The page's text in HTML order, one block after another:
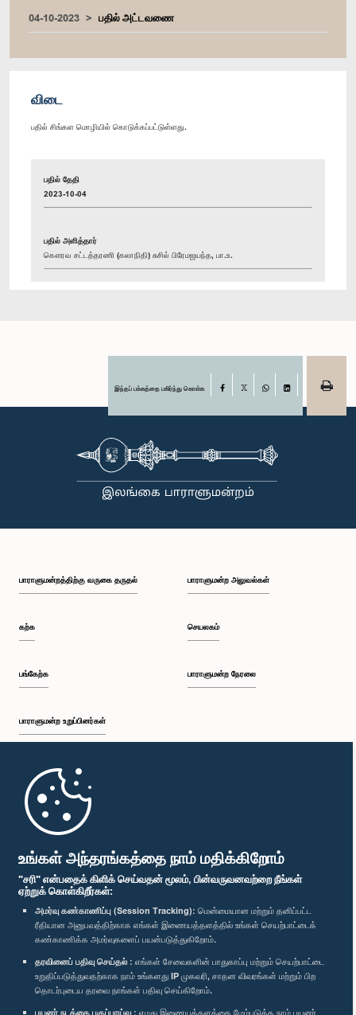
உங்கள் அந்தரங்கத்தை நாம் மதிக்கிறோம்
"சரி" என்பதைக் கிளிக் செய்வதன் மூலம், பின்வருவனவற்றை நீங்கள்
ஏற்றுக் கொள்கிறீர்கள்:
அமர்வு கண்காணிப்பு (Session Tracking): மென்மையான மற்றும் தனிப்பட்ட
ரீதியான அனுபவத்திற்காக எங்கள் இணையத்தளத்தில் உங்கள் செயற்பாட்டைக்
கண்காணிக்க அமர்வுகளைப் பயன்படுத்துகிறோம்.
தரவினைப் பதிவு செய்தல் : எங்கள் சேவைகளின் பாதுகாப்பு மற்றும் செயற்பாட்டை
உறுதிப்படுத்துவதற்காக நாம் உங்களது IP முகவரி, சாதன விவரங்கள் மற்றும் பிற
தொடர்புடைய தரவை நாங்கள் பதிவு செய்கிறோம்.
பயனர் நடத்தை பகுப்பாய்வு : எமது இணையத்தளத்தை மேம்படுத்த நாம் பயனர்
04-10-2023 பதில் அட்டவணை
விடை
பதில் சிங்கள மொழியில் கொடுக்கப்பட்டுள்ளது.
பதில் தேதி
2023-10-04
பதில் அளித்தார்
கௌரவ சட்டத்தரணி (கலாநிதி) சுசில் பிரேமஜயந்த, பா.உ.
இந்தப் பக்கத்தை பகிர்ந்து கொள்க Facebook
பாராளுமன்றத்திற்கு வருகை தருதல்
கற்க
பங்கேற்க
பாராளுமன்ற உறுப்பினர்கள்
முதற்பக்கம்
பாராளுமன்ற அலுவல்கள்
செயலகம்
பாராளுமன்ற நேரலை
பாராளுமன்ற கையடக்க செயலி
எம்மை பின்தொடர்க :
விருதுகள்